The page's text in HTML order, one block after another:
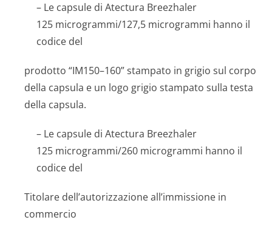
– Le capsule di Atectura Breezhaler
125 microgram­mi/127,5 micro­grammi hanno il
codice del
prodotto “IM150–160” stampato in grigio sul corpo
della capsula e un logo grigio stampato sulla testa
della capsula.
– Le capsule di Atectura Breezhaler
125 microgrammi/260 microgrammi hanno il
codice del
Titolare dell’autorizzazione all’immissione in
commercio